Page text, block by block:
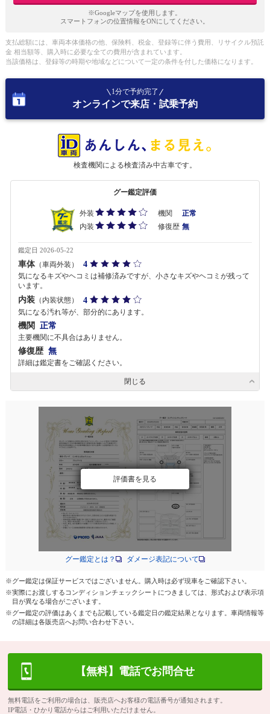
※Googleマップを使用します。
スマートフォンの位置情報をONにしてください。
支払総額には、車両本体価格の他、保険料、税金、登録等に伴う費用、リサイクル預託
金 相当額等、購入時に必要な全ての費用が含まれています。
当該価格は、登録等の時期や地域などについて一定の条件を付した価格になります。
1分で予約完了
オンラインで来店・試乗予約
検査機関による検査済み中古車です。
グー鑑定評価
外装 機関
正常
内装
修復歴 無
鑑定日 2026-05-22
車体（車両外装） 4
気になるキズやヘコミは補修済みですが、小さなキズやヘコミが残って
います。
内装 （内装状態） 4
気になる汚れ等が、部分的にあります。
機関 正常
主要機関に不具合はありません。
修復歴 無
詳細は鑑定書をご確認ください。
閉じる
評価書を見る
グー鑑定とは？ ダメージ表記について
※グー鑑定は保証サービスではございません。購入時は必ず現車をご確認下さい。
※実際にお渡しするコンディションチェックシートにつきましては、形式および表示項
目が異なる場合がございます。
※グー鑑定の評価はあくまでも記載している鑑定日の鑑定結果となります。車両情報等
の詳細は各販売店へお問い合わせ下さい。
【無料】電話でお問合せ
無料電話をご利用の場合は、販売店へお客様の電話番号が通知されます。
IP電話・ひかり電話からはご利用いただけません。